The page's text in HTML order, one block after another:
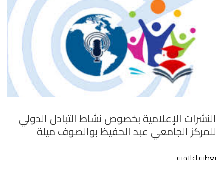
النشرات الإعلامية بخصوص نشاط التبادل الدولي
للمركز الجامعي عبد الحفيظ بوالصوف ميلة
تغطية اعلامية